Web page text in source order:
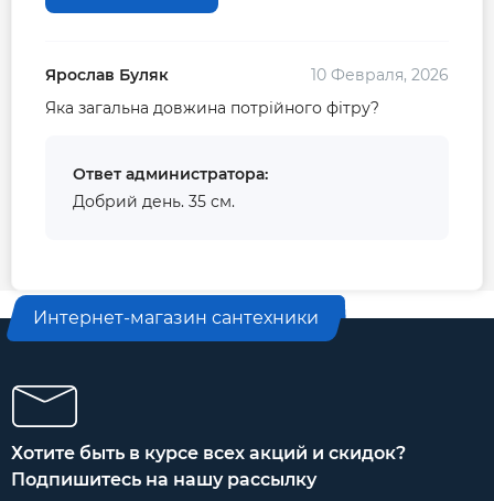
Ярослав Буляк
10 Февраля, 2026
Яка загальна довжина потрійного фітру?
Ответ администратора:
Добрий день. 35 см.
Интернет-магазин сантехники
Хотите быть в курсе всех акций и скидок?
Подпишитесь на нашу рассылку